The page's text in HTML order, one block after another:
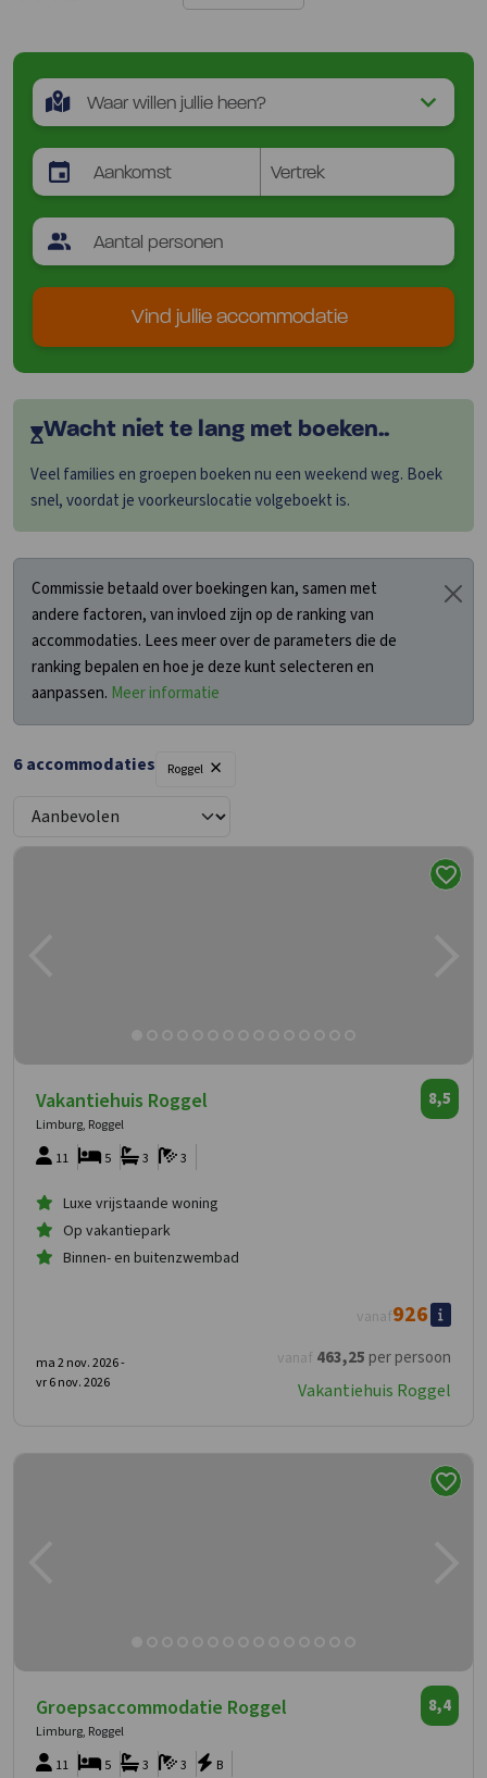
Rog-1347-2
Rog-1347-3
Rog-1347-4
Rog-1348-1
Rog-1348-2
Rog-1348-3
Rog-1348-4
Rog-1348-5
Vind jullie accommodatie
Wacht niet te lang met boeken..
Veel families en groepen boeken nu een weekend weg. Boek
snel, voordat je voorkeurslocatie volgeboekt is.
Commissie betaald over boekingen kan, samen met
andere factoren, van invloed zijn op de ranking van
accommodaties. Lees meer over de parameters die de
ranking bepalen en hoe je deze kunt selecteren en
aanpassen. Meer informatie
6accommodaties Roggel ×
Vakantiehuis Roggel
Limburg, Roggel
8,5
11 3
3
5
Luxe vrijstaande woning
Op vakantiepark
Binnen- en buitenzwembad
vanaf 463,25 per persoon
vanaf926
ma 2 nov. 2026 -
vr 6 nov. 2026
Vakantiehuis Roggel
Groepsaccommodatie Roggel
Limburg, Roggel
8,4
11 3
3 B
5